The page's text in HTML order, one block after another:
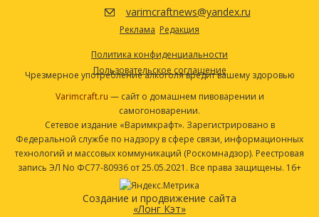
varimcraftnews@yandex.ru
Реклама Редакция
Политика конфиденциальности
Пользовательское соглашение
Чрезмерное употребление алкоголя вредит вашему здоровью
Varimcraft.ru — сайт о домашнем пивоварении и
самогоноварении.
Сетевое издание «Варимкрафт». Зарегистрировано в
Федеральной службе по надзору в сфере связи, информационных
технологий и массовых коммуникаций (Роскомнадзор). Реестровая
запись ЭЛ No ФС77-80936 от 25.05.2021. Все права защищены. 16+
Создание и продвижение сайта
«Лонг Кэт»